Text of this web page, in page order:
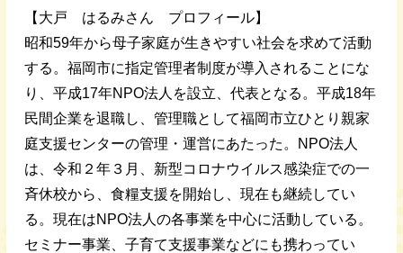
【大戸 はるみさん プロフィール】
昭和59年から母子家庭が生きやすい社会を求めて活動
する。福岡市に指定管理者制度が導入されることにな
り、平成17年NPO法人を設立、代表となる。平成18年
民間企業を退職し、管理職として福岡市立ひとり親家
庭支援センターの管理・運営にあたった。NPO法人
は、令和２年３月、新型コロナウイルス感染症での一
斉休校から、食糧支援を開始し、現在も継続してい
る。現在はNPO法人の各事業を中心に活動している。
セミナー事業、子育て支援事業などにも携わってい